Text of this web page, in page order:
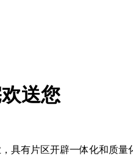
送您
有片区开辟一体化和质量